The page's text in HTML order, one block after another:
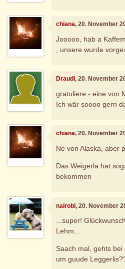
chiana, 20. November
Jooooo, hab a
, unsere wurde
Draudl, 20. November
gratuliere - eine von
Ich wär soooo gern
chiana, 20. November
Ne von Alaska, aber
Das Weigerla hat
bekommen
nairobi, 20. November
...super!
Lehm...
Saach mal, gehts
um guude